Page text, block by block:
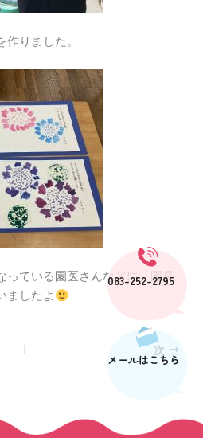
083-252-2795
メールはこちら
りました。
っている園医さんなどに、園長
ましたよ
次